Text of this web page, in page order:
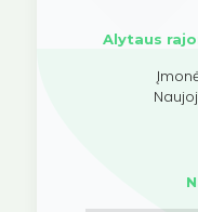
Alytaus